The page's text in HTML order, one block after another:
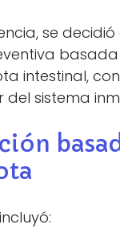
se
intestinal,
sistema